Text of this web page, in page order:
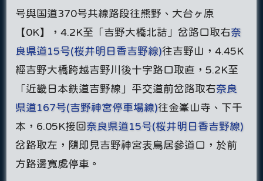
号與国道370号共線路段往熊野、大台ヶ原
【0K】，4.2K至「吉野大橋北詰」岔路口取右奈
良県道15号(桜井明日香吉野線)往吉野山，4.45K
經吉野大橋跨越吉野川後十字路口取直，5.2K至
「近畿日本鉄道吉野線」平交道前岔路取右奈良
県道167号(吉野神宮停車場線)往金峯山寺、下千
本，6.05K接回 奈良県道15号(桜井明日香吉野線)
岔路取左，隨即見吉野神宮表鳥居參道口，於前
方路邊寬處停車。